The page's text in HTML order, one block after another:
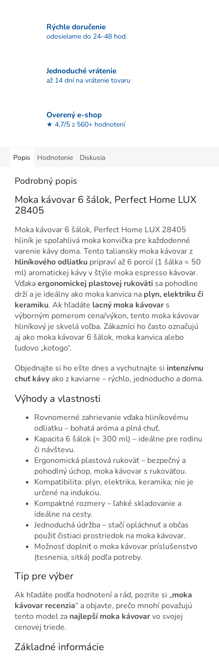
Rýchle doručenie
odosielame do 24–48 hod.
Jednoduché vrátenie
až 14 dní na vrátenie tovaru
Overený e-shop
★ 4,7/5 z 560+ hodnotení
Popis Hodnotenie Diskusia
Podrobný popis
Moka kávovar 6 šálok, Perfect Home LUX
28405
Moka kávovar 6 šálok, Perfect Home LUX 28405
hliník je spoľahlivá moka konvička pre každodenné
varenie kávy doma. Tento taliansky moka kávovar z
hliníkového odliatku pripraví až 6 porcií (1 šálka ≈ 50
ml) aromatickej kávy v štýle moka espresso kávovar.
Vďakaergonomickej plastovej rukoväti sa pohodlne
drží a je ideálny ako moka kanvica na plyn, elektriku či
keramiku. Ak hľadáte lacný moka kávovar s
výborným pomerom cena/výkon, tento moka kávovar
hliníkový je skvelá voľba. Zákazníci ho často označujú
aj ako moka kávovar 6 šálok, moka kanvica alebo
ľudovo „koťogo“.
Objednajte si ho ešte dnes a vychutnajte si intenzívnu
chuť kávy ako z kaviarne – rýchlo, jednoducho a doma.
Výhody a vlastnosti
Rovnomerné zahrievanie vďaka hliníkovému
odliatku – bohatá aróma a plná chuť.
Kapacita 6 šálok (≈ 300 ml) – ideálne pre rodinu
či návštevu.
Ergonomická plastová rukoväť – bezpečný a
pohodlný úchop, moka kávovar s rukoväťou.
Kompatibilita: plyn, elektrika, keramika; nie je
určené na indukciu.
Kompaktné rozmery – ľahké skladovanie a
ideálne na cesty.
Jednoduchá údržba – stačí opláchnuť a občas
použiť čistiaci prostriedok na moka kávovar.
Možnosť doplniť o moka kávovar príslušenstvo
(tesnenia, sitká) podľa potreby.
Tip pre výber
Ak hľadáte podľa hodnotení a rád, pozrite si „moka
kávovar recenzia“ a objavte, prečo mnohí považujú
tento model za najlepší moka kávovarvo svojej
cenovej triede.
Základné informácie